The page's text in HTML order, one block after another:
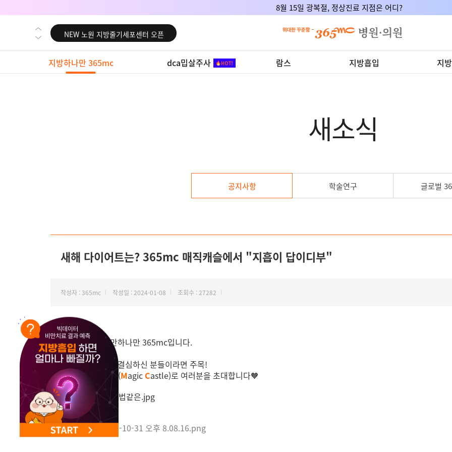
8월 15일 광복절, 정상진료 지점은 어디?
NEW 대전 지방줄기세포센터 오픈
NEW 노원 지방줄기세포센터 오픈
NEW 미국 LA점 오픈
NEW 부산 지방줄기세포센터 오픈
지방하나만 365mc dca밉살주사 람스 지방흡입 지
새소식
공지사항 학술연구 글로벌
새해 다이어트는? 365mc 매직캐슬에서 "지흡이 답이디부"
작성자 : 365mc 작성일 : 2024-01-08 조회수 : 27282
안녕하세요, 비만하나만 365mc입니다.
새해 다이어트를 결심하신 분들이라면 주목!
365mc 매직캐슬 (Magic Castle)로 여러분을 초대합니다🧡